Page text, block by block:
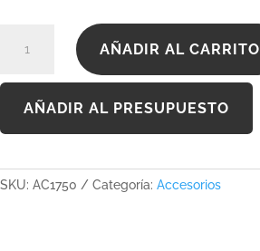
cantidad
AÑADIR AL CARRITO
AÑADIR AL PRESUPUESTO
SKU: AC1750 Categoría: Accesorios